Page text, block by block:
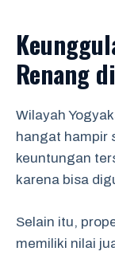
Renang
Wilayah
hangat hampir
keuntungan
karena bisa
Selain itu,
memiliki nilai